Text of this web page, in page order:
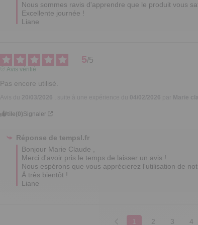
Nous sommes ravis d'apprendre que le produit vous
Excellente journée !
Liane
5/5
Avis vérifié
Pas encore utilisé.
Utile(0)Signaler
Réponse detempsl.fr
Bonjour Marie Claude ,
Merci d'avoir pris le temps de laisser un avis !
Nous espérons que vous apprécierez l'utilisation de
À très bientôt !
Liane
1 2 3 4